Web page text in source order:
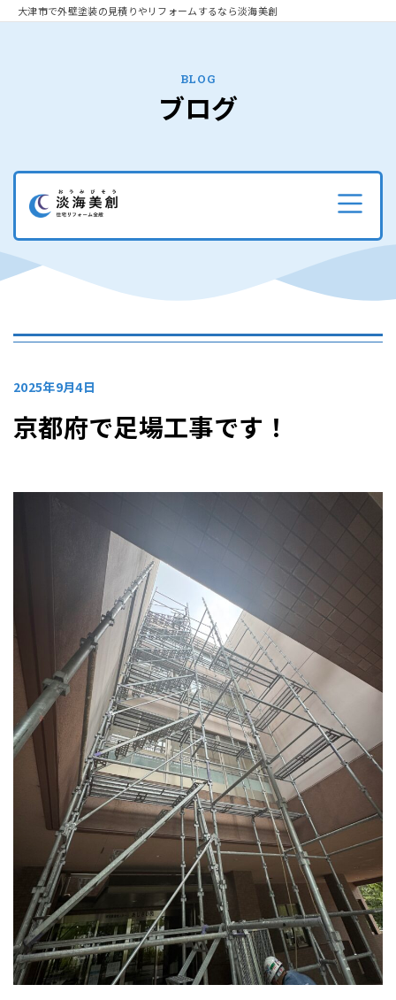
大津市で外壁塗装の見積りやリフォームするなら淡海美創
BLOG
ブログ
2025年9月4日
京都府で足場工事です！